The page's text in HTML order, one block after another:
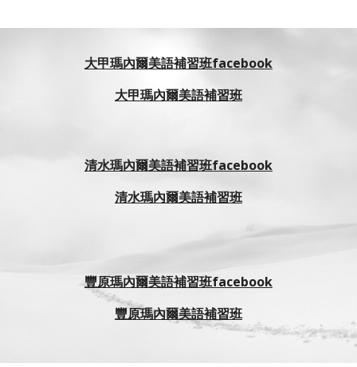
大甲瑪內爾美語補習班facebook
大甲瑪內爾美語補習班
清水瑪內爾美語補習班facebook
清水瑪內爾美語補習班
豐原瑪內爾美語補習班facebook
豐原瑪內爾美語補習班